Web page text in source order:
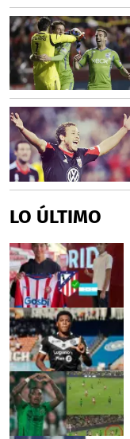
LO ÚLTIMO